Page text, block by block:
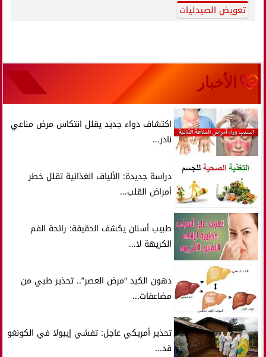
تعويض الصيدليات
الأخبار
اكتشاف دواء جديد يقلل انتكاس مرض مناعي
نادر...
دراسة جديدة: الألياف الغذائية تقلل خطر
أمراض القلب...
طبيب أسنان يكشف الحقيقة: رائحة الفم
الكريهة لا...
دهون الكبد “مرض العصر”.. تحذير طبي من
مضاعفات...
تحذير أمريكي عاجل: تفشي إيبولا في الكونغو
قد...